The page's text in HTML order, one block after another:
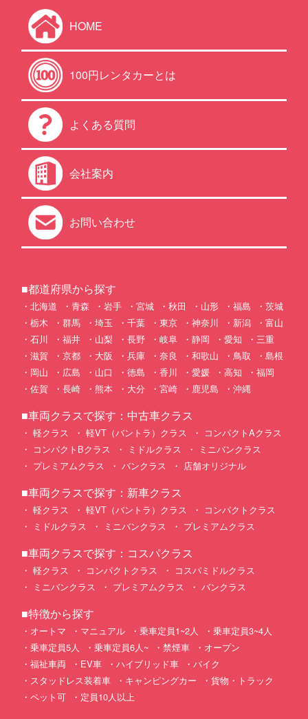
HOME
100円レンタカーとは
よくある質問
会社案内
お問い合わせ
■都道府県から探す
北海道 青森 岩手 宮城 秋田 山形 福島
茨城
栃木
群馬 埼玉 千葉 東京 神奈川 新潟
富山
石川
福井 山梨 長野 岐阜 静岡 愛知
三重
滋賀
京都 大阪 兵庫 奈良 和歌山 鳥取
島根
岡山
広島 山口 徳島 香川 愛媛 高知
福岡
佐賀
長崎 熊本 大分 宮崎 鹿児島 沖縄
■車両クラスで探す：中古車クラス
軽クラス 軽VT（バントラ）クラス
コンパクトAクラス
コンパクトBクラス
ミドルクラス
ミニバンクラス
プレミアムクラス
バンクラス 店舗オリジナル
■車両クラスで探す：新車クラス
軽クラス 軽VT（バントラ）クラス
コンパクトクラス
ミドルクラス
ミニバンクラス プレミアムクラス
■車両クラスで探す：コスパクラス
軽クラス コンパクトクラス
コスパミドルクラス
ミニバンクラス
プレミアムクラス バンクラス
■特徴から探す
オートマ マニュアル 乗車定員1~2人
乗車定員3~4人
乗車定員5人
乗車定員6人~ 禁煙車
オープン
福祉車両
EV車 ハイブリッド車
バイク
スタッドレス装着車
キャンピングカー
貨物・トラック
ペット可
定員10人以上